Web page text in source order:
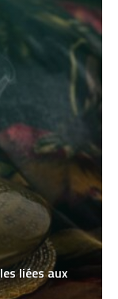
liées aux